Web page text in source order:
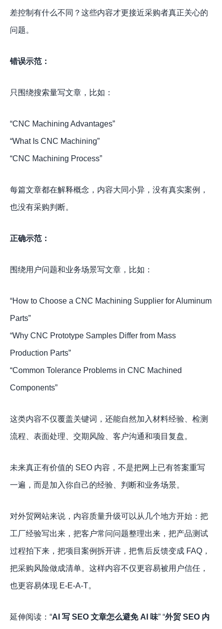
差控制有什么不同？这些内容才更接近采购者真正关心的
问题。
错误示范：
只围绕搜索量写文章，比如：
“CNC Machining Advantages”
“What Is CNC Machining”
“CNC Machining Process”
每篇文章都在解释概念，内容大同小异，没有真实案例，
也没有采购判断。
正确示范：
围绕用户问题和业务场景写文章，比如：
“How to Choose a CNC Machining Supplier for Aluminum
Parts”
“Why CNC Prototype Samples Differ from Mass
Production Parts”
“Common Tolerance Problems in CNC Machined
Components”
这类内容不仅覆盖关键词，还能自然加入材料经验、检测
流程、表面处理、交期风险、客户沟通和项目复盘。
未来真正有价值的 SEO 内容，不是把网上已有答案重写
一遍，而是加入你自己的经验、判断和业务场景。
对外贸网站来说，内容质量升级可以从几个地方开始：把
工厂经验写出来，把客户常问问题整理出来，把产品测试
过程拍下来，把项目案例拆开讲，把售后反馈变成 FAQ，
把采购风险做成清单。这样内容不仅更容易被用户信任，
也更容易体现 E-E-A-T。
延伸阅读：“AI 写 SEO 文章怎么避免 AI 味” “外贸 SEO 内